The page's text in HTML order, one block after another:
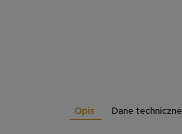
Opis Dane techniczne